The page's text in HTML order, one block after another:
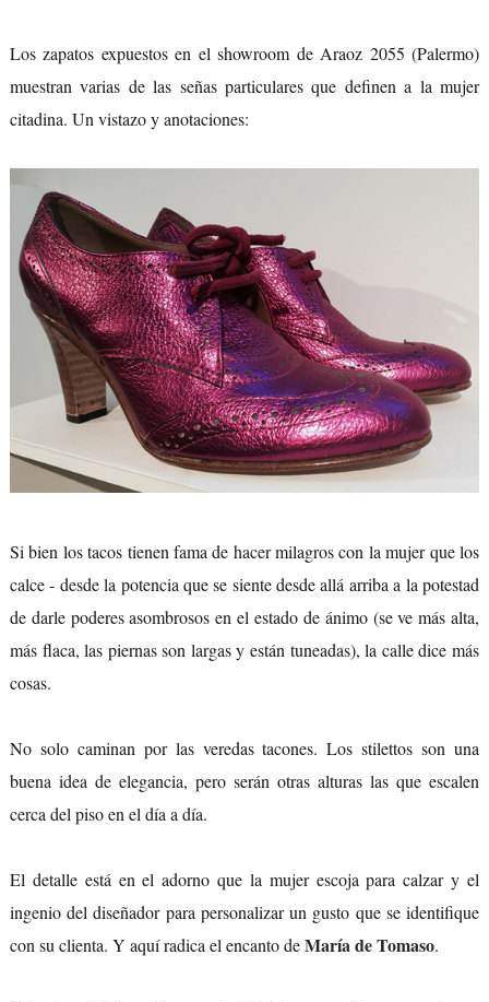
Los zapatos expuestos en el showroom de Araoz 2055 (Palermo)
muestran varias de las señas particulares que definen a la mujer
citadina. Un vistazo y anotaciones:
Si bien los tacos tienen fama de hacer milagros con la mujer que los
calce - desde la potencia que se siente desde allá arriba a la potestad
de darle poderes asombrosos en el estado de ánimo (se ve más alta,
más flaca, las piernas son largas y están tuneadas), la calle dice más
cosas.
No solo caminan por las veredas tacones. Los stilettos son una
buena idea de elegancia, pero serán otras alturas las que escalen
cerca del piso en el día a día.
El detalle está en el adorno que la mujer escoja para calzar y el
ingenio del diseñador para personalizar un gusto que se identifique
con su clienta. Y aquí radica el encanto deMaría de Tomaso.